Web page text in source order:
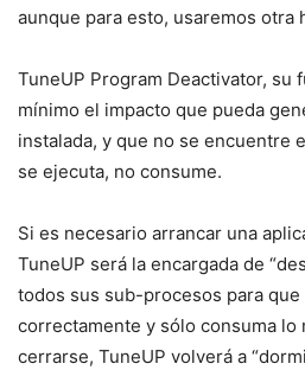
aunque para esto, usaremos otra
TuneUP Program Deactivator, su
mínimo el impacto que pueda
instalada, y que no se encuentre
se ejecuta, no consume.
Si es necesario arrancar una
TuneUP será la encargada de
todos sus sub-procesos para
correctamente y sólo consuma lo
cerrarse, TuneUP volverá a